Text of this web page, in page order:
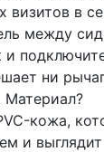
визитов в
между
и
ни
Материал?
кожа,
и